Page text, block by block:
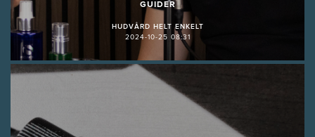
GUIDER
HUDVÅRD HELT ENKELT
2024-10-25 08:31